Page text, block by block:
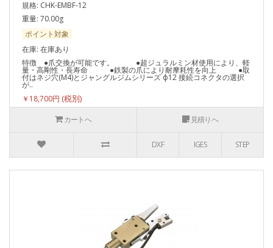
規格: CHK-EMBF-12
重量: 70.00g
ポイント対象
在庫: 在庫あり
特徴 ●爪交換が可能です。 ●超ジュラルミン材使用により、軽
量・高剛性・長寿命 ●鉄製の爪により耐摩耗性を向上 ●取
付はネジ穴(M4)とジャングルジムシリーズ ф12 接続コネクタの選択
が..
￥18,700円
カートへ
見積りへ
DXF IGES STEP